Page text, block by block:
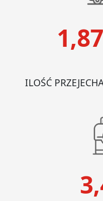
ILOŚĆ